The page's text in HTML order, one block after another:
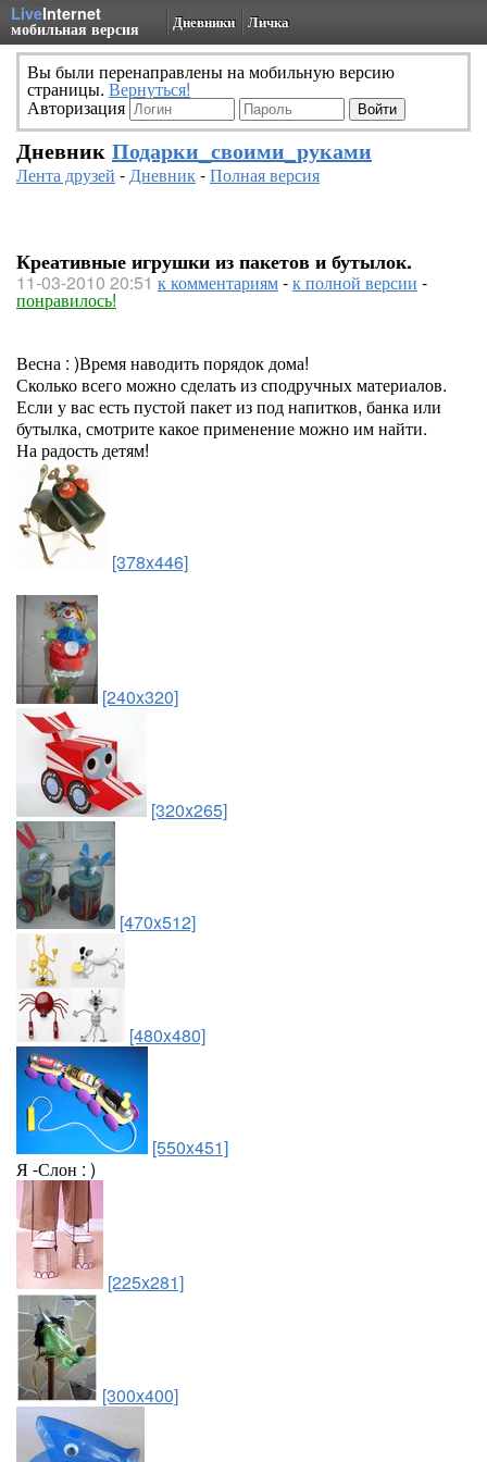
LiveInternet
мобильная версия Дневники Личка
Вы были перенаправлены на мобильную версию
страницы. Вернуться!
Авторизация
Дневник Подарки_своими_руками
Лента друзей -Дневник-Полная версия
Креативные игрушки из пакетов и бутылок.
11-03-2010 20:51 к комментариям-к полной версии -
понравилось!
Весна : )Время наводить порядок дома!
Сколько всего можно сделать из сподручных материалов.
Если у вас есть пустой пакет из под напитков, банка или
бутылка, смотрите какое применение можно им найти.
На радость детям!
[378x446]
[240x320]
[320x265]
[470x512]
[480x480]
[550x451]
Я -Слон : )
[225x281]
[300x400]